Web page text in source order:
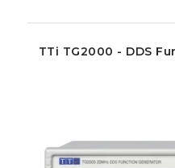
TTi TG2000 - DDS